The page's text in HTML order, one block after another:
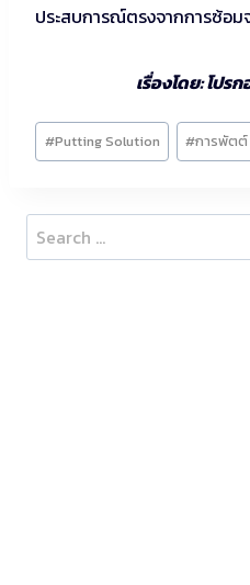
ประสบการณ์ตรงจากการซ้อ
เรื่องโดย: โป
Post
Tags:
#Putting Solution #การพัตต์
Search
for: